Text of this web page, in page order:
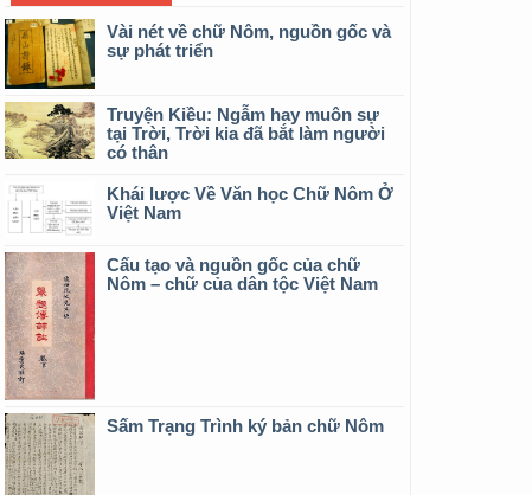
Vài nét về chữ Nôm, nguồn gốc và
sự phát triển
Truyện Kiều: Ngẫm hay muôn sự
tại Trời, Trời kia đã bắt làm người
có thân
Khái lược Về Văn học Chữ Nôm Ở
Việt Nam
Cấu tạo và nguồn gốc của chữ
Nôm – chữ của dân tộc Việt Nam
Sấm Trạng Trình ký bản chữ Nôm